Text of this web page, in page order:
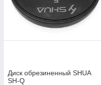
Диск обрезиненный SHUA
SH-Q